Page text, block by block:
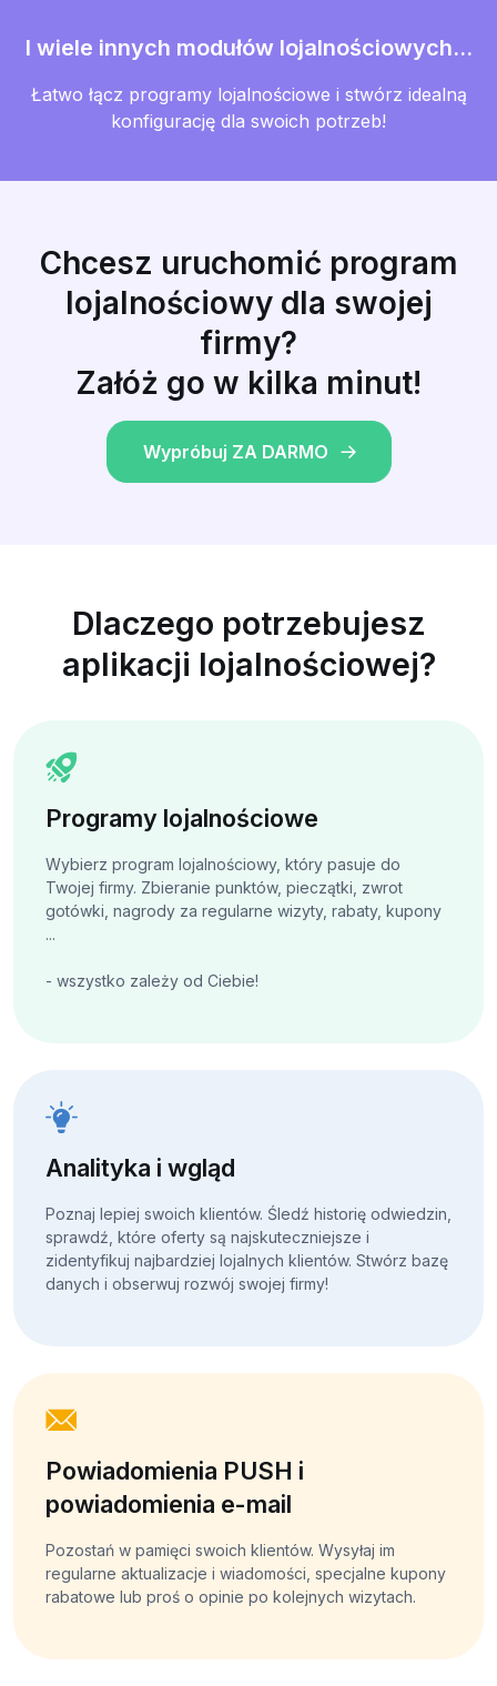
I wiele innych modułów lojalnościowych...
Łatwo łącz programy lojalnościowe i stwórz idealną
konfigurację dla swoich potrzeb!
Chcesz uruchomić program
lojalnościowy dla swojej
firmy?
Załóż go w kilka minut!
Wypróbuj ZA DARMO
Dlaczego potrzebujesz
aplikacji lojalnościowej?
Programy lojalnościowe
Wybierz program lojalnościowy, który pasuje do
Twojej firmy. Zbieranie punktów, pieczątki, zwrot
gotówki, nagrody za regularne wizyty, rabaty, kupony
...
- wszystko zależy od Ciebie!
Analityka i wgląd
Poznaj lepiej swoich klientów. Śledź historię odwiedzin,
sprawdź, które oferty są najskuteczniejsze i
zidentyfikuj najbardziej lojalnych klientów. Stwórz bazę
danych i obserwuj rozwój swojej firmy!
Powiadomienia PUSH i
powiadomienia e-mail
Pozostań w pamięci swoich klientów. Wysyłaj im
regularne aktualizacje i wiadomości, specjalne kupony
rabatowe lub proś o opinie po kolejnych wizytach.